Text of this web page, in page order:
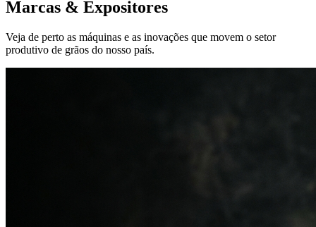
Marcas & Expositores
Veja de perto as máquinas e as inovações que movem o setor
produtivo de grãos do nosso país.